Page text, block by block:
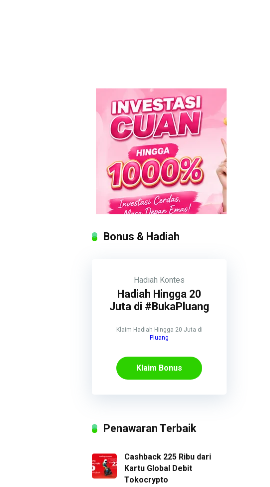
Bonus & Hadiah
Hadiah Kontes
Hadiah Hingga 20
Juta di #BukaPluang
Klaim Hadiah Hingga 20 Juta di
Pluang
Klaim Bonus
Penawaran Terbaik
Cashback 225 Ribu dari
Kartu Global Debit
Tokocrypto